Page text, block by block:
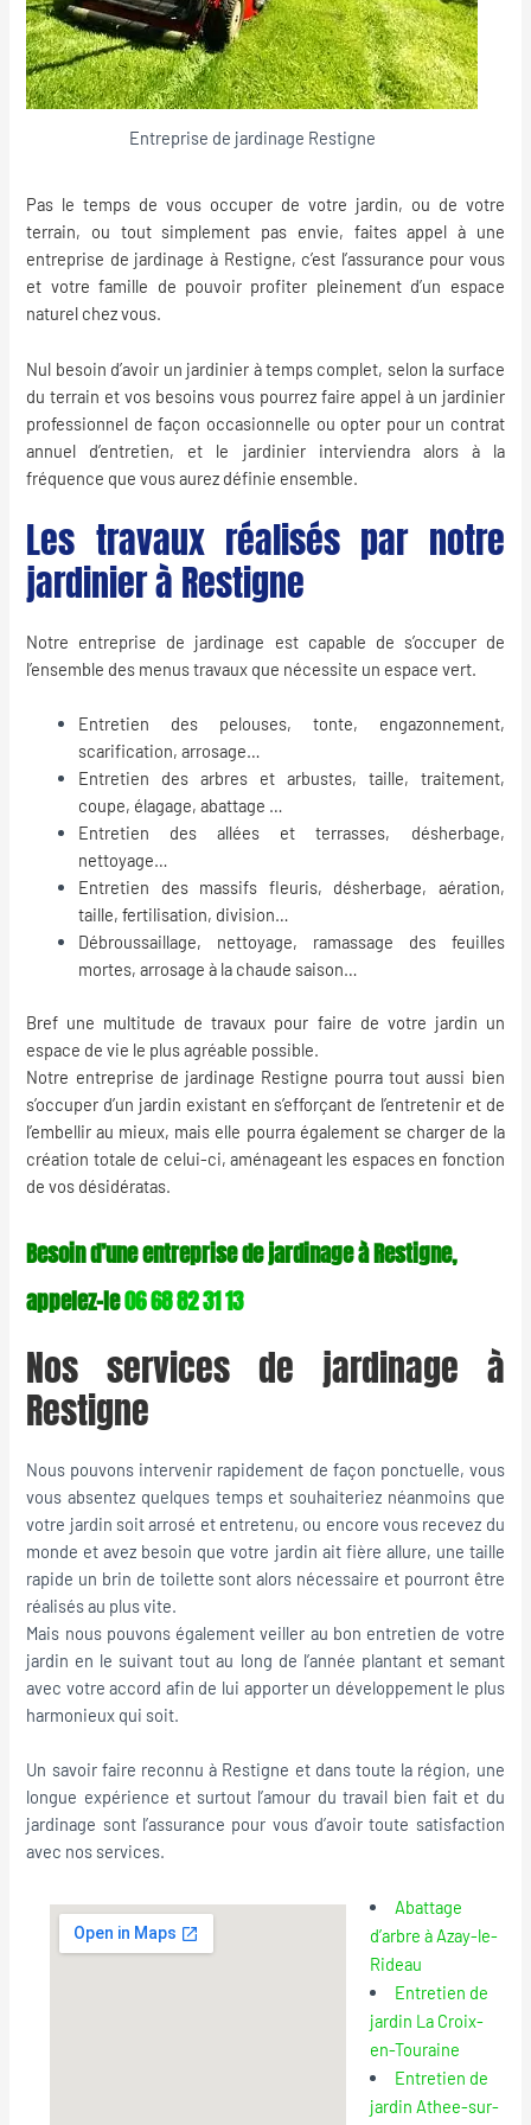
Entreprise de jardinage Restigne
Pas le temps de vous occuper de votre jardin, ou de votre
terrain, ou tout simplement pas envie, faites appel à une
entreprise de jardinage à Restigne, c’est l’assurance pour vous
et votre famille de pouvoir profiter pleinement d’un espace
naturel chez vous.
Nul besoin d’avoir un jardinier à temps complet, selon la surface
du terrain et vos besoins vous pourrez faire appel à un jardinier
professionnel de façon occasionnelle ou opter pour un contrat
annuel d’entretien, et le jardinier interviendra alors à la
fréquence que vous aurez définie ensemble.
Les travaux réalisés par notre
jardinier à Restigne
Notre entreprise de jardinage est capable de s’occuper de
l’ensemble des menus travaux que nécessite un espace vert.
Entretien des pelouses, tonte, engazonnement,
scarification, arrosage…
Entretien des arbres et arbustes, taille, traitement,
coupe, élagage, abattage …
Entretien des allées et terrasses, désherbage,
nettoyage…
Entretien des massifs fleuris, désherbage, aération,
taille, fertilisation, division…
Débroussaillage, nettoyage, ramassage des feuilles
mortes, arrosage à la chaude saison…
Bref une multitude de travaux pour faire de votre jardin un
espace de vie le plus agréable possible.
Notre entreprise de jardinage Restigne pourra tout aussi bien
s’occuper d’un jardin existant en s’efforçant de l’entretenir et de
l’embellir au mieux, mais elle pourra également se charger de la
création totale de celui-ci, aménageant les espaces en fonction
de vos désidératas.
Besoin d’une entreprise de jardinage à Restigne,
appelez-le06 68 82 31 13
Nos services de jardinage à
Restigne
Nous pouvons intervenir rapidement de façon ponctuelle, vous
vous absentez quelques temps et souhaiteriez néanmoins que
votre jardin soit arrosé et entretenu, ou encore vous recevez du
monde et avez besoin que votre jardin ait fière allure, une taille
rapide un brin de toilette sont alors nécessaire et pourront être
réalisés au plus vite.
Mais nous pouvons également veiller au bon entretien de votre
jardin en le suivant tout au long de l’année plantant et semant
avec votre accord afin de lui apporter un développement le plus
harmonieux qui soit.
Un savoir faire reconnu à Restigne et dans toute la région, une
longue expérience et surtout l’amour du travail bien fait et du
jardinage sont l’assurance pour vous d’avoir toute satisfaction
avec nos services.
Abattage
d’arbre à Azay-le-
Rideau
Entretien de
jardin La Croix-
en-Touraine
Entretien de
jardin Athee-sur-